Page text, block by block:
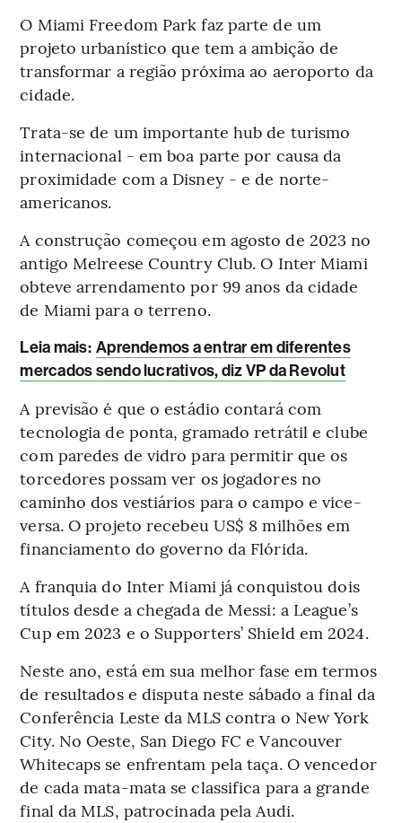
O Miami Freedom Park faz parte de um
projeto urbanístico que tem a ambição de
transformar a região próxima ao aeroporto da
cidade.
Trata-se de um importante hub de turismo
internacional - em boa parte por causa da
proximidade com a Disney - e de norte-
americanos.
A construção começou em agosto de 2023 no
antigo Melreese Country Club. O Inter Miami
obteve arrendamento por 99 anos da cidade
de Miami para o terreno.
Leia mais: Aprendemos a entrar em diferentes
mercados sendo lucrativos, diz VP da Revolut
A previsão é que o estádio contará com
tecnologia de ponta, gramado retrátil e clube
com paredes de vidro para permitir que os
torcedores possam ver os jogadores no
caminho dos vestiários para o campo e vice-
versa. O projeto recebeu US$ 8 milhões em
financiamento do governo da Flórida.
A franquia do Inter Miami já conquistou dois
títulos desde a chegada de Messi: a League’s
Cup em 2023 e o Supporters’ Shield em 2024.
Neste ano, está em sua melhor fase em termos
de resultados e disputa neste sábado a final da
Conferência Leste da MLS contra o New York
City. No Oeste, San Diego FC e Vancouver
Whitecaps se enfrentam pela taça. O vencedor
de cada mata-mata se classifica para a grande
final da MLS, patrocinada pela Audi.